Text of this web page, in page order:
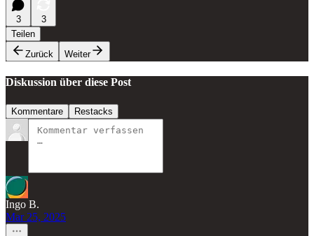
3
3
Teilen
Zurück
Weiter
Diskussion über diese Post
Kommentare Restacks
Ingo B.
Mar 25, 2025